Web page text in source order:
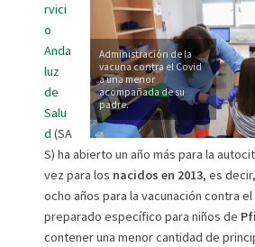
Administración de la
vacuna contra el Covid
a una menor
acompañada de su
padre.
rvici
o
Anda
luz
de
Salu
d (SA
S) ha abierto un año más para la
vez para los nacidos en 2013, es
ocho años para la vacunación contra el
preparado específico para niños de
contener una menor cantidad de